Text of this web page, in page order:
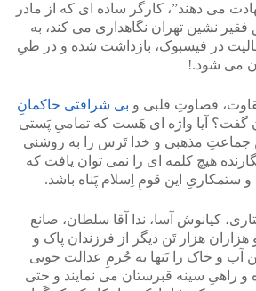
می دهند”، کارگر ساده ای که از مادر
نشین تهران نگاهداری می کند، به
در فیسبوک، بازداشت شده و در طیِ
می شود.!
قصاوتِ قلبی و بی شرافتی حاکمانِ
گفت؟ آیا واژه ای هَست که تمامیِ پَستی
جماعتِ مذهبی و خدا تَرس را به روشنی
هیچ کلمه ای را نمی توان یافت که
این قومِ اِسلام پَناه باشد.
کیانوش آسا، ندا آقا سلطان، صانع
هزاران هزار تَن دیگر از فرزندان پاک و
آب و خاک را تَنها به جُرمِ عدالت جویی
راهیِ سینه قبرستان می نمایند و حتی